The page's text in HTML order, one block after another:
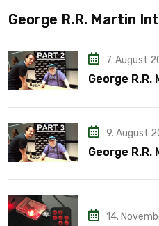
George R.R. Martin
7. August
George
9. August
George
14.